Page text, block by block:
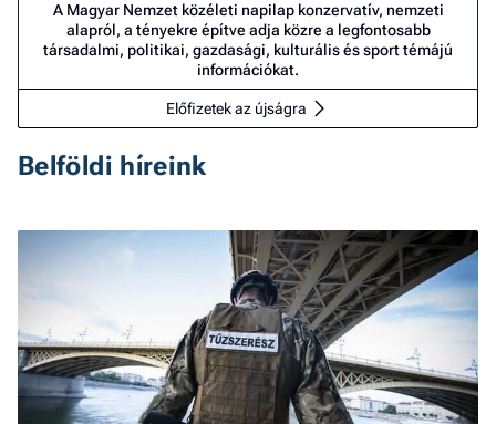
A Magyar Nemzet közéleti napilap konzervatív, nemzeti
alapról, a tényekre építve adja közre a legfontosabb
társadalmi, politikai, gazdasági, kulturális és sport témájú
információkat.
Előfizetek az újságra
Belföldi híreink